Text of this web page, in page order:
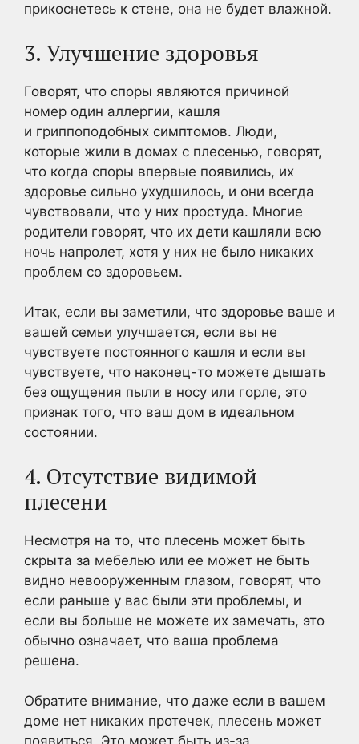
прикоснетесь к стене, она не будет влажной.
3. Улучшение здоровья
Говорят, что споры являются причиной
номер один аллергии, кашля
и гриппоподобных симптомов. Люди,
которые жили в домах с плесенью, говорят,
что когда споры впервые появились, их
здоровье сильно ухудшилось, и они всегда
чувствовали, что у них простуда. Многие
родители говорят, что их дети кашляли всю
ночь напролет, хотя у них не было никаких
проблем со здоровьем.
Итак, если вы заметили, что здоровье ваше и
вашей семьи улучшается, если вы не
чувствуете постоянного кашля и если вы
чувствуете, что наконец-то можете дышать
без ощущения пыли в носу или горле, это
признак того, что ваш дом в идеальном
состоянии.
4. Отсутствие видимой
плесени
Несмотря на то, что плесень может быть
скрыта за мебелью или ее может не быть
видно невооруженным глазом, говорят, что
если раньше у вас были эти проблемы, и
если вы больше не можете их замечать, это
обычно означает, что ваша проблема
решена.
Обратите внимание, что даже если в вашем
доме нет никаких протечек, плесень может
появиться. Это может быть из-за